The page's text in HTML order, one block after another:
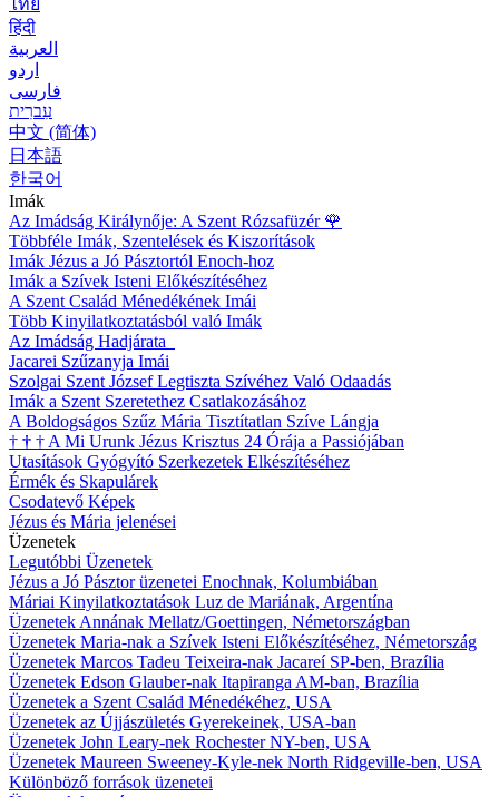
हिंदी
العربية
اردو
فارسی
עִברִית
中文 (简体)
日本語
한국어
Imák
Az Imádság Királynője: A Szent Rózsafüzér 🌹
Többféle Imák, Szentelések és Kiszorítások
Imák Jézus a Jó Pásztortól Enoch-hoz
Imák a Szívek Isteni Előkészítéséhez
A Szent Család Ménedékének Imái
Több Kinyilatkoztatásból való Imák
Az Imádság Hadjárata
Jacarei Szűzanyja Imái
Szolgai Szent József Legtiszta Szívéhez Való Odaadás
Imák a Szent Szeretethez Csatlakozásához
A Boldogságos Szűz Mária Tisztítatlan Szíve Lángja
† † † A Mi Urunk Jézus Krisztus 24 Órája a Passiójában
Utasítások Gyógyító Szerkezetek Elkészítéséhez
Érmék és Skapulárek
Csodatevő Képek
Jézus és Mária jelenései
Üzenetek
Legutóbbi Üzenetek
Jézus a Jó Pásztor üzenetei Enochnak, Kolumbiában
Máriai Kinyilatkoztatások Luz de Mariának, Argentína
Üzenetek Annának Mellatz/Goettingen, Németországban
Üzenetek Maria-nak a Szívek Isteni Előkészítéséhez, Németország
Üzenetek Marcos Tadeu Teixeira-nak Jacareí SP-ben, Brazília
Üzenetek Edson Glauber-nak Itapiranga AM-ban, Brazília
Üzenetek a Szent Család Ménedékéhez, USA
Üzenetek az Újjászületés Gyerekeinek, USA-ban
Üzenetek John Leary-nek Rochester NY-ben, USA
Üzenetek Maureen Sweeney-Kyle-nek North Ridgeville-ben, USA
Különböző források üzenetei